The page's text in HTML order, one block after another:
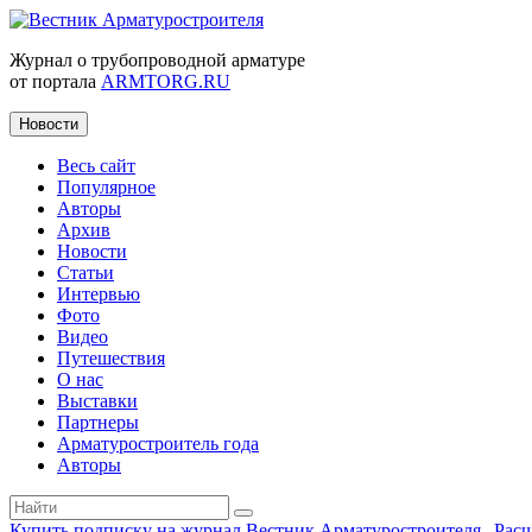
Журнал о трубопроводной арматуре
от портала ARMTORG.RU
Новости
Весь сайт
Популярное
Авторы
Архив
Новости
Статьи
Интервью
Фото
Видео
Путешествия
О нас
Выставки
Партнеры
Арматуростроитель года
Авторы